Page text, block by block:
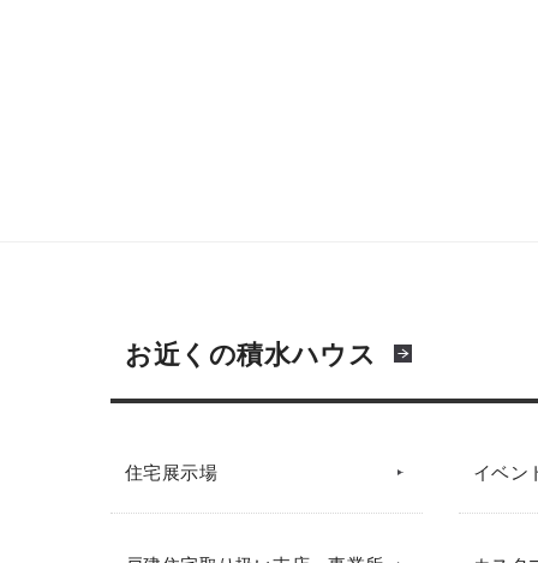
お近くの積水ハウス
住宅展示場 イベン